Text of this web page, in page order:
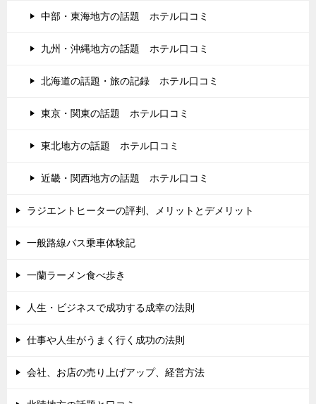
中部・東海地方の話題 ホテル口コミ
九州・沖縄地方の話題 ホテル口コミ
北海道の話題・旅の記録 ホテル口コミ
東京・関東の話題 ホテル口コミ
東北地方の話題 ホテル口コミ
近畿・関西地方の話題 ホテル口コミ
ラジエントヒーターの評判、メリットとデメリット
一般路線バス乗車体験記
一蘭ラーメン食べ歩き
人生・ビジネスで成功する成幸の法則
仕事や人生がうまく行く成功の法則
会社、お店の売り上げアップ、経営方法